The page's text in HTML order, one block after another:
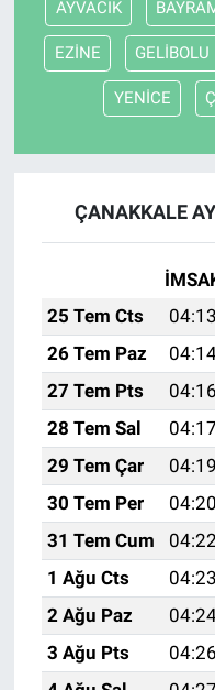
AYVACIK
EZİNE GELİBOLU
YENİCE
ÇANAKKALE
25 Tem Cts
04:13
26 Tem Paz
27 Tem Pts
04:16
28 Tem Sal
04:17
29 Tem Çar
04:19
30 Tem Per
04:20
31 Tem Cum
04:22
1 Ağu Cts
04:23
2 Ağu Paz
3 Ağu Pts
04:26